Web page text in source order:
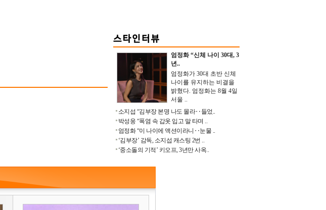
엄정화 “신체 나이 30대, 3
년..
엄정화가 30대 초반 신체
나이를 유지하는 비결을
밝혔다. 엄정화는 8월 4일
서울 ..
소지섭 “김부장 본명 나도 몰라‥들었..
박성웅 “폭염 속 갑옷 입고 말 타며 ..
엄정화 “이 나이에 액션이라니‥눈물 ..
‘김부장’ 감독, 소지섭 캐스팅 2번 ..
‘중소돌의 기적’ 키오프, 3년만 사옥..